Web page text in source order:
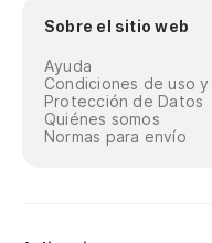
Sobre el sitio web
Ayuda
Condiciones de uso
Protección de Datos
Quiénes somos
Normas para envío